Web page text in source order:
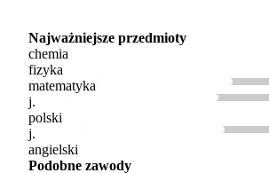
Najważniejsze przedmioty
chemia
fizyka
matematyka
j.
polski
j.
angielski
Podobne zawody